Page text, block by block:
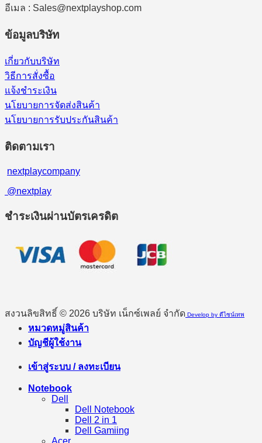
อีเมล : Sales@nextplayshop.com
ข้อมูลบริษัท
เกี่ยวกับบริษัท
วิธีการสั่งซื้อ
แจ้งชำระเงิน
นโยบายการจัดส่งสินค้า
นโยบายการรับประกันสินค้า
ติดตามเรา
nextplaycompany
@nextplay
ชำระเงินผ่านบัตรเครดิต
สงวนลิขสิทธิ์ © 2026 บริษัท เน็กซ์เพลย์ จำกัด Develop by ดีไซน์เทพ
หมวดหมู่สินค้า
บัญชีผู้ใช้งาน
เข้าสู่ระบบ / ลงทะเบียน
Notebook
Dell
Dell Notebook
Dell 2 in 1
Dell Gamiing